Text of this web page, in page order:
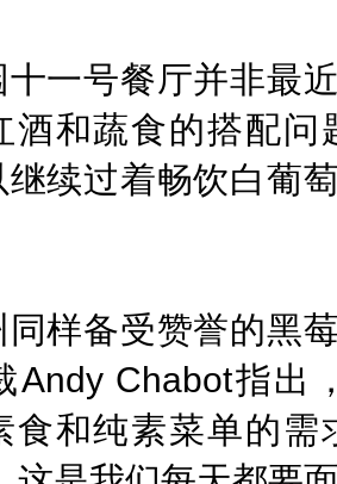
十一号餐厅并非最
酒和蔬食的搭配
继续过着畅饮白葡
样备受赞誉的黑
Andy Chabot指出
食和纯素菜单的